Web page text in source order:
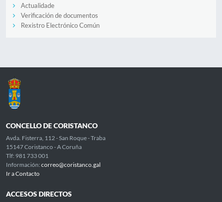
Actualidade
Verificación de documentos
Rexistro Electrónico Común
CONCELLO DE CORISTANCO
Avda. Fisterra, 112 - San Roque - Traba
15147 Coristanco - A Coruña
Tlf: 981 733 001
Información: correo@coristanco.gal
Ir a Contacto
ACCESOS DIRECTOS